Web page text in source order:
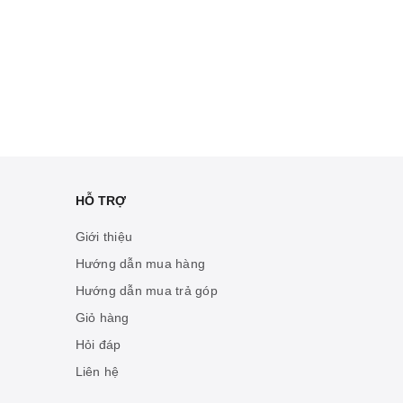
HỖ TRỢ
Giới thiệu
Hướng dẫn mua hàng
Hướng dẫn mua trả góp
Giỏ hàng
Hỏi đáp
Liên hệ